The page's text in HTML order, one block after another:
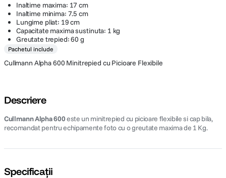
Inaltime maxima: 17 cm
Inaltime minima: 7.5 cm
Lungime pliat: 19 cm
Capacitate maxima sustinuta: 1 kg
Greutate trepied: 60 g
Pachetul include
Cullmann Alpha 600 Minitrepied cu Picioare Flexibile
Descriere
Cullmann Alpha 600este un minitrepied cu picioare flexibile si cap bila,
recomandat pentru echipamente foto cu o greutate maxima de 1 Kg.
Specificații